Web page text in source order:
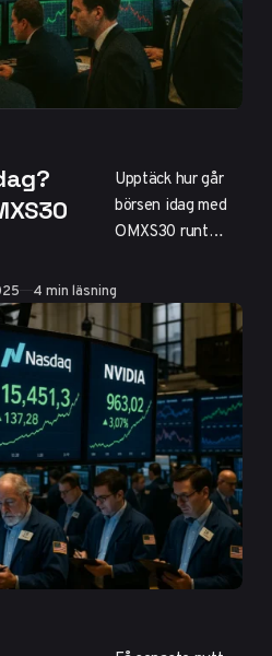
Upptäck hur går
börsen idag med
OMXS30 runt
en lätt nedgång
på 0,5%. Läs om
vinnare som Volvo
och Ericsson,
globala influenser
och trender för
2025. Få tips för
att analysera
Stockholmsbörsen
effektivt.
4 min läsning